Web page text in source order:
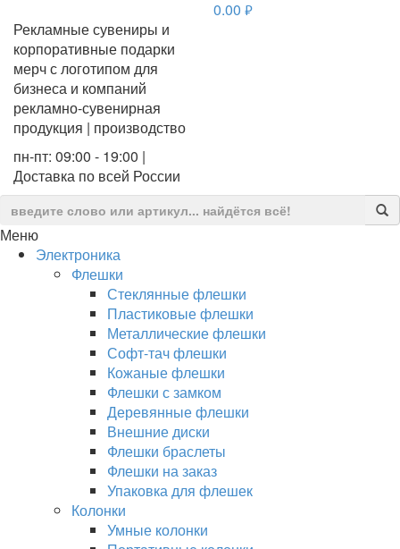
Рекламные сувениры и
корпоративные подарки
мерч с логотипом для
бизнеса и компаний
рекламно-сувенирная
продукция | производство
пн-пт: 09:00 - 19:00 |
Доставка по всей России
0.00 руб.
Меню
Электроника
Флешки
Стеклянные флешки
Пластиковые флешки
Металлические флешки
Софт-тач флешки
Кожаные флешки
Флешки с замком
Деревянные флешки
Внешние диски
Флешки браслеты
Флешки на заказ
Упаковка для флешек
Колонки
Умные колонки